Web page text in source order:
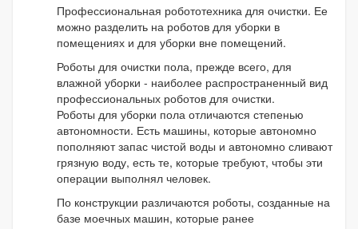
Профессиональная робототехника для очистки. Ее
можно разделить на роботов для уборки в
помещениях и для уборки вне помещений.
Роботы для очистки пола, прежде всего, для
влажной уборки - наиболее распространенный вид
профессиональных роботов для очистки.
Роботы для уборки пола отличаются степенью
автономности. Есть машины, которые автономно
пополняют запас чистой воды и автономно сливают
грязную воду, есть те, которые требуют, чтобы эти
операции выполнял человек.
По конструкции различаются роботы, созданные на
базе моечных машин, которые ранее